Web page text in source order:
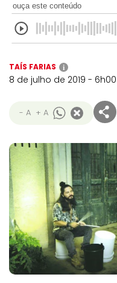
ouça este conteúdo
TAÍS FARIAS i
8 de julho de 2019 - 6h00
- A + A